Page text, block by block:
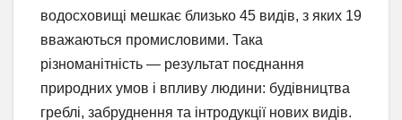
водосховищі мешкає близько 45 видів, з яких 19
вважаються промисловими. Така
різноманітність — результат поєднання
природних умов і впливу людини: будівництва
греблі, забруднення та інтродукції нових видів.